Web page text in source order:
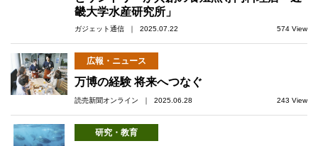
畿大学水産研究所」
ガジェット通信 ｜ 2025.07.22 574 View
広報・ニュース
万博の経験 将来へつなぐ
読売新聞オンライン ｜ 2025.06.28 243 View
研究・教育